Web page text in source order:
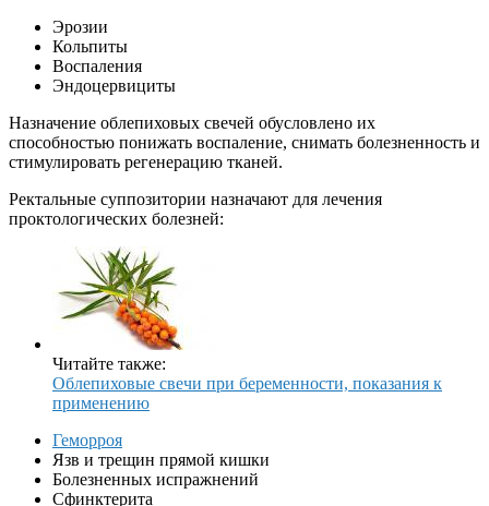
Эрозии
Кольпиты
Воспаления
Эндоцервициты
Назначение облепиховых свечей обусловлено их
способностью понижать воспаление, снимать болезненность и
стимулировать регенерацию тканей.
Ректальные суппозитории назначают для лечения
проктологических болезней:
Читайте также:
Облепиховые свечи при беременности, показания к
применению
Геморроя
Язв и трещин прямой кишки
Болезненных испражнений
Сфинктерита